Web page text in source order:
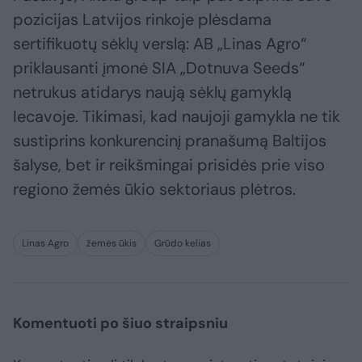
pozicijas Latvijos rinkoje plėsdama
sertifikuotų sėklų verslą: AB „Linas Agro“
priklausanti įmonė SIA „Dotnuva Seeds“
netrukus atidarys naują sėklų gamyklą
Iecavoje. Tikimasi, kad naujoji gamykla ne tik
sustiprins konkurencinį pranašumą Baltijos
šalyse, bet ir reikšmingai prisidės prie viso
regiono žemės ūkio sektoriaus plėtros.
Linas Agro žemės ūkis Grūdo kelias
Komentuoti po šiuo straipsniu